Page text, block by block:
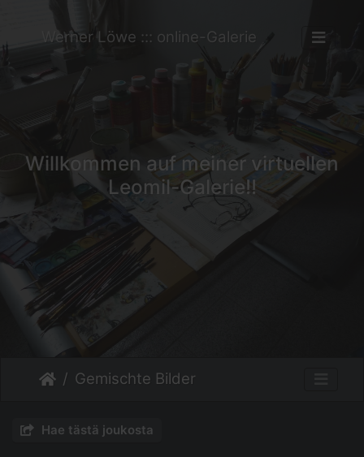
Werner Löwe ::: online-Galerie
Willkommen auf meiner virtuellen
Leomil-Galerie!!
Gemischte Bilder
Hae tästä joukosta